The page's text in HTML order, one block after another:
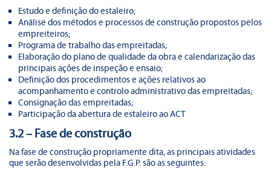
Estudo e definição do estaleiro;
Análise dos métodos e processos de construção propostos pelos
empreiteiros;
Programa de trabalho das empreitadas;
Elaboração do plano de qualidade da obra e calendarização das
principais ações de inspeção e ensaio;
Definição dos procedimentos e ações relativos ao
acompanhamento e controlo administrativo das empreitadas;
Consignação das empreitadas;
Participação da abertura de estaleiro ao ACT
3.2 – Fase de construção
Na fase de construção propriamente dita, as principais atividades
que serão desenvolvidas pela F.G.P. são as seguintes: